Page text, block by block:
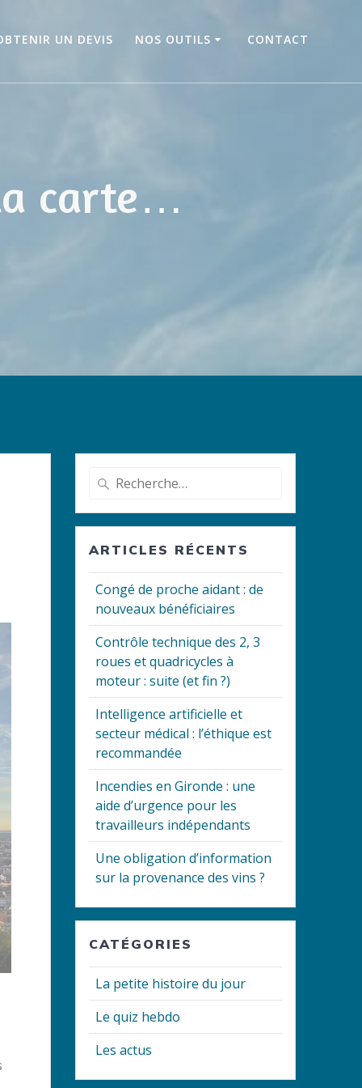
UN DEVIS NOS OUTILS CONTACT
carte…
Recherche
:
ARTICLES RÉCENTS
Congé de proche aidant : de
nouveaux bénéficiaires
Contrôle technique des 2, 3
roues et quadricycles à
moteur : suite (et fin ?)
Intelligence artificielle et
secteur médical : l’éthique est
recommandée
Incendies en Gironde : une
aide d’urgence pour les
travailleurs indépendants
Une obligation d’information
sur la provenance des vins ?
CATÉGORIES
La petite histoire du jour
Le quiz hebdo
Les actus